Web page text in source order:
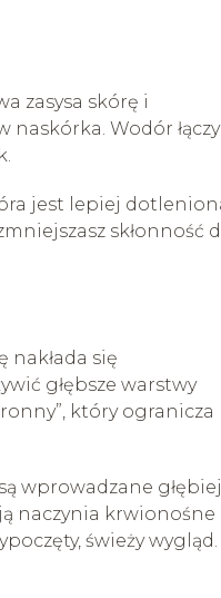
zasysa skórę i
Wodór
jest lepiej
skłonność
nakłada się
głębsze warstwy
który ogranicza
wprowadzane
naczynia krwionośne
świeży wygląd.